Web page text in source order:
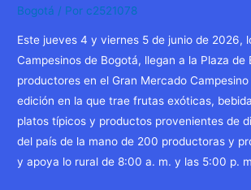
Bogotá / Por c2521078
Este jueves 4 y viernes 5 de junio de 2026,
Campesinos de Bogotá, llegan a la Plaza de
productores en el Gran Mercado
edición en la que trae frutas exóticas,
platos típicos y productos provenientes de
del país de la mano de 200 productoras y
y apoya lo rural de 8:00 a. m. y las 5:00 p.